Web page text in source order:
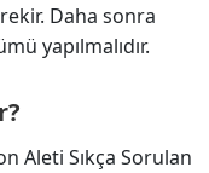
Daha sonra
yapılmalıdır.
Aleti Sıkça Sorulan